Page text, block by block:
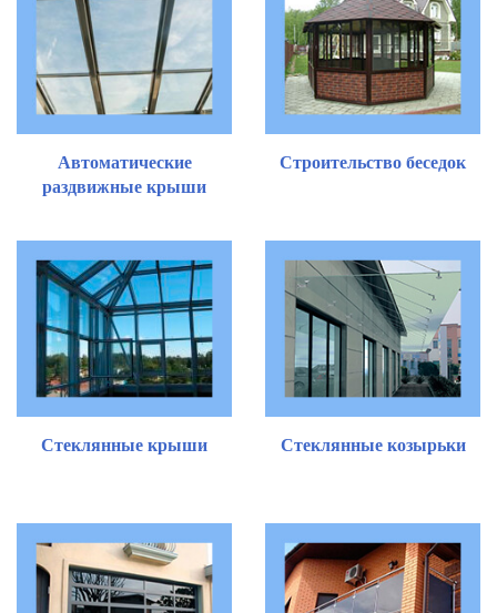
Автоматические
раздвижные крыши
Строительство беседок
Стеклянные крыши Стеклянные козырьки